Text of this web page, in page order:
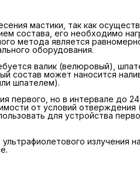
Для дополнительной
ультрафиолетового
солнцезащитный лак на
мастики, так как
состава, его необходимо
метода является
оборудования.
валик (велюровый),
состав может наносится
шпателем).
первого, но в интервале до
от условий отверждения
для устройства
излучения